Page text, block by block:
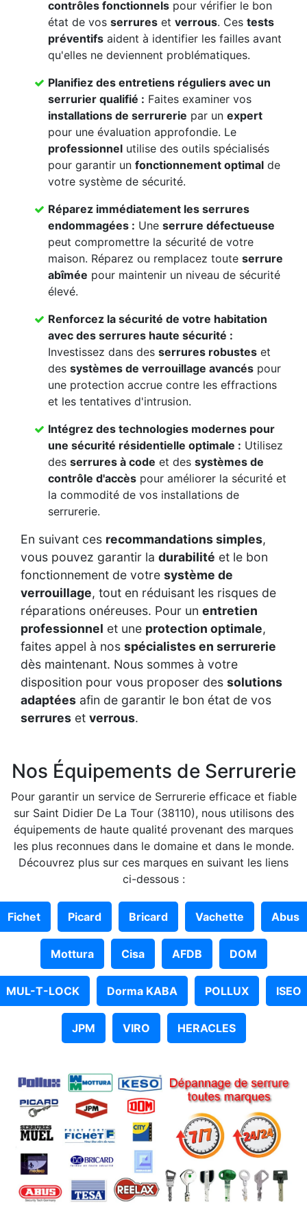
contrôles fonctionnels pour vérifier le bon
état de vos serrures et verrous. Ces tests
préventifs aident à identifier les failles avant
qu'elles ne deviennent problématiques.
Planifiez des entretiens réguliers avec un
serrurier qualifié : Faites examiner vos
installations de serrurerie par un expert
pour une évaluation approfondie. Le
professionnel utilise des outils spécialisés
pour garantir un fonctionnement optimal de
votre système de sécurité.
Réparez immédiatement les serrures
endommagées : Une serrure défectueuse
peut compromettre la sécurité de votre
maison. Réparez ou remplacez toute serrure
abîmée pour maintenir un niveau de sécurité
élevé.
Renforcez la sécurité de votre habitation
avec des serrures haute sécurité :
Investissez dans des serrures robustes et
des systèmes de verrouillage avancés pour
une protection accrue contre les effractions
et les tentatives d'intrusion.
Intégrez des technologies modernes pour
une sécurité résidentielle optimale : Utilisez
des serrures à code et des systèmes de
contrôle d'accès pour améliorer la sécurité et
la commodité de vos installations de
serrurerie.
En suivant ces recommandations simples,
vous pouvez garantir la durabilité et le bon
fonctionnement de votre système de
verrouillage, tout en réduisant les risques de
réparations onéreuses. Pour un entretien
professionnel et une protection optimale,
faites appel à nos spécialistes en serrurerie
dès maintenant. Nous sommes à votre
disposition pour vous proposer des solutions
adaptées afin de garantir le bon état de vos
serrures et verrous.
Nos Équipements de Serrurerie
Pour garantir un service de Serrurerie efficace et fiable
sur Saint Didier De La Tour (38110), nous utilisons des
équipements de haute qualité provenant des marques
les plus reconnues dans le domaine et dans le monde.
Découvrez plus sur ces marques en suivant les liens
ci-dessous :
Fichet Picard Bricard Vachette Abus
Mottura Cisa AFDB DOM
MUL-T-LOCK Dorma KABA POLLUX ISEO
JPM VIRO HERACLES